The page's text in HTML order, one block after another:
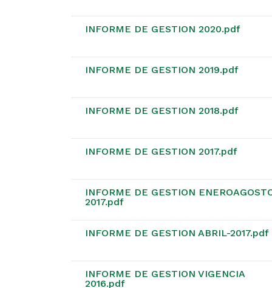
INFORME DE GESTION 2020.pdf
INFORME DE GESTION 2019.pdf
INFORME DE GESTION 2018.pdf
INFORME DE GESTION 2017.pdf
INFORME DE GESTION
2017.pdf
INFORME DE GESTION ABRIL-2017.pdf
INFORME DE GESTION VIGENCIA
2016.pdf